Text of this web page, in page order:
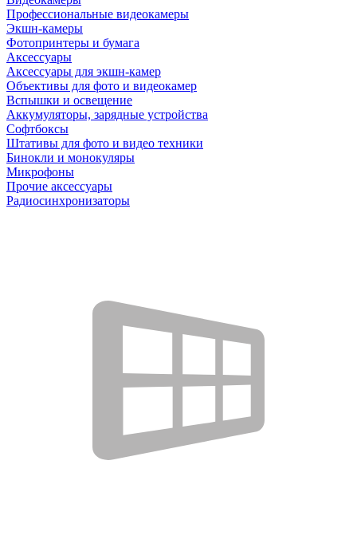
Профессиональные видеокамеры
Экшн-камеры
Фотопринтеры и бумага
Аксессуары
Аксессуары для экшн-камер
Объективы для фото и видеокамер
Вспышки и освещение
Аккумуляторы, зарядные устройства
Софтбоксы
Штативы для фото и видео техники
Бинокли и монокуляры
Микрофоны
Прочие аксессуары
Радиосинхронизаторы